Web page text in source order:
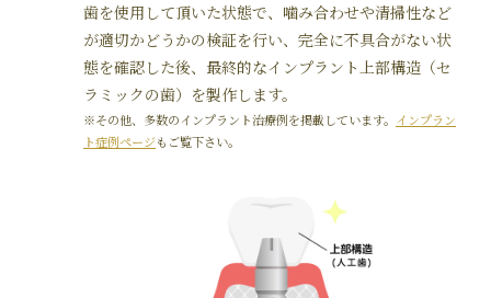
歯を使用して頂いた状態で、噛み合わせや清掃性など
が適切かどうかの検証を行い、完全に不具合がない状
態を確認した後、最終的なインプラント上部構造（セ
ラミックの歯）を製作します。
※その他、多数のインプラント治療例を掲載しています。 インプラン
ト症例ページもご覧下さい。